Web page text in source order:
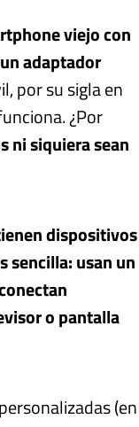
viejo con
adaptador
por su sigla en
¿Por
ni siquiera sean
dispositivos
sencilla: usan un
o pantalla
(en